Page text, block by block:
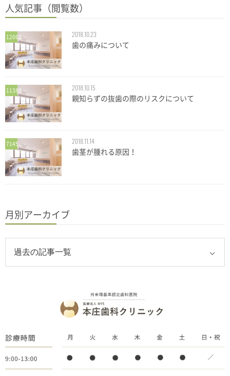
人気記事（閲覧数）
12062 2018.10.23
歯の痛みについて
11389 2018.10.15
親知らずの抜歯の際のリスクについて
7145 2018.11.14
歯茎が腫れる原因！
月別アーカイブ